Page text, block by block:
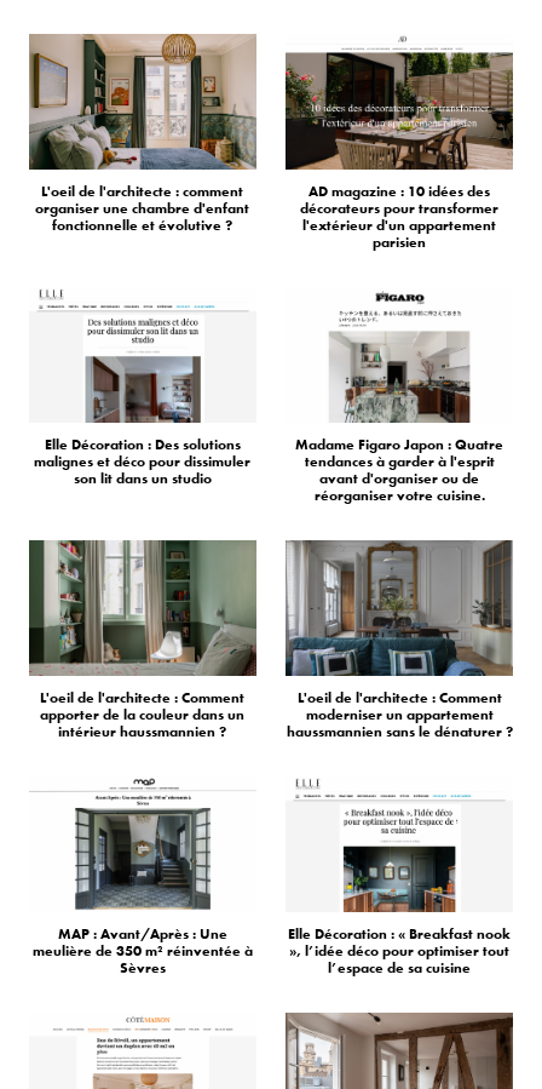
L'oeil de l'architecte : comment
organiser une chambre d'enfant
fonctionnelle et évolutive ?
AD magazine : 10 idées des
décorateurs pour transformer
l'extérieur d'un appartement
parisien
Elle Décoration : Des solutions
malignes et déco pour dissimuler
son lit dans un studio
Madame Figaro Japon : Quatre
tendances à garder à l'esprit
avant d'organiser ou de
réorganiser votre cuisine.
L'oeil de l'architecte : Comment
apporter de la couleur dans un
intérieur haussmannien ?
L'oeil de l'architecte : Comment
moderniser un appartement
haussmannien sans le dénaturer ?
MAP : Avant/Après : Une
meulière de 350 m² réinventée à
Sèvres
Elle Décoration : « Breakfast nook
», l’idée déco pour optimiser tout
l’espace de sa cuisine